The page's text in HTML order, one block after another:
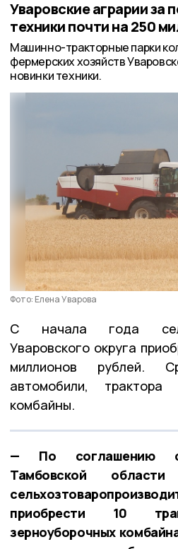
Уваровские аграрии за
техники почти на 250
Машинно-тракторные парки
фермерских хозяйств
новинки техники.
Фото: Елена Уварова
С начала года
Уваровского округа
миллионов рублей.
автомобили, трактора
комбайны.
— По соглашению с
Тамбовской
приобрести 10
зерноуборочных